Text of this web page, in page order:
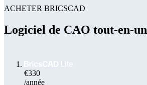
ACHETER BRICSCAD
Logiciel de CAO tout-en-un
€330
/année